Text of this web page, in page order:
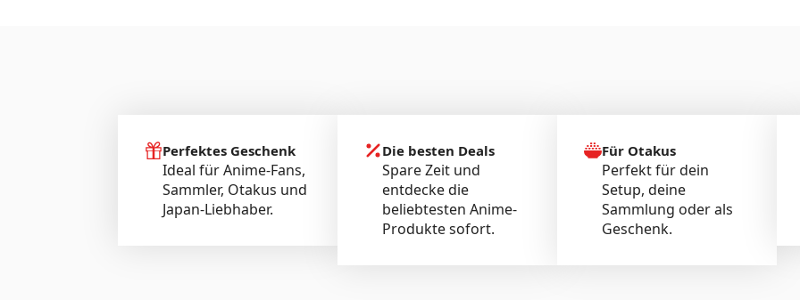
Perfektes Geschenk
Ideal für Anime-Fans,
Sammler, Otakus und
Japan-Liebhaber.
Die besten Deals
Spare Zeit und
entdecke die
beliebtesten Anime-
Produkte sofort.
Für Otakus
Perfekt für dein
Setup, deine
Sammlung oder als
Geschenk.